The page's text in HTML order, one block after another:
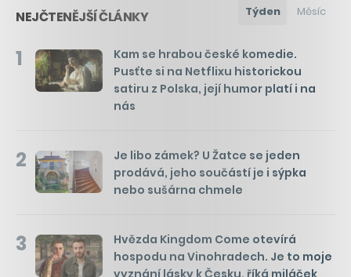
NEJČTENĚJŠÍ ČLÁNKY Týden Měsíc
1
Kam se hrabou české komedie.
Pusťte si na Netflixu historickou
satiru z Polska, její humor platí i na
nás
2
Je libo zámek? U Žatce se jeden
prodává, jeho součástí je i sýpka
nebo sušárna chmele
3
Hvězda Kingdom Come otevírá
hospodu na Vinohradech. Je to moje